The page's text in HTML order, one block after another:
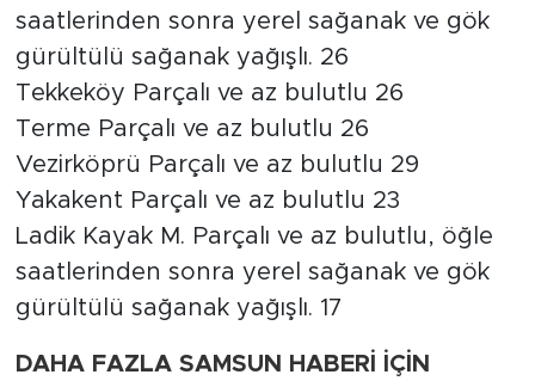
saatlerinden sonra yerel sağanak ve gök
gürültülü sağanak yağışlı. 26
Tekkeköy Parçalı ve az bulutlu 26
Terme Parçalı ve az bulutlu 26
Vezirköprü Parçalı ve az bulutlu 29
Yakakent Parçalı ve az bulutlu 23
Ladik Kayak M. Parçalı ve az bulutlu, öğle
saatlerinden sonra yerel sağanak ve gök
gürültülü sağanak yağışlı. 17
DAHA FAZLA SAMSUN HABERİ İÇİN